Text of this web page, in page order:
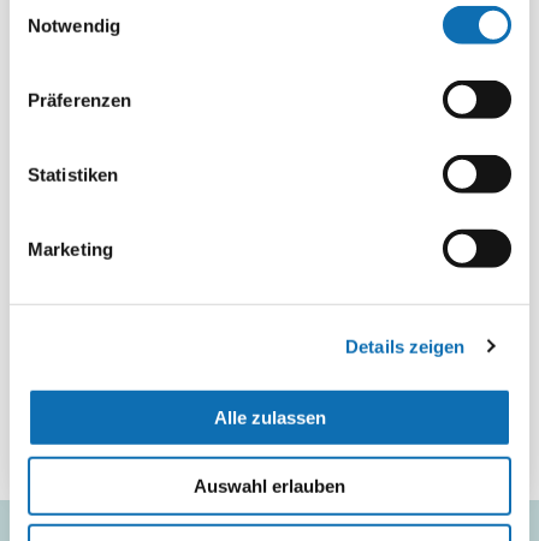
Notwendig
Präferenzen
Statistiken
Marketing
Details zeigen
Alle zulassen
Auswahl erlauben
inhaltliche und technische Mindestanforderungen
pdf | 318.30 KB
(11/2024)